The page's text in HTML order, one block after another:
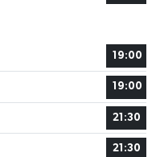
19:00
19:00
21:30
21:30